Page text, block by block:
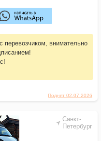
Поднят 02.07.2026
перевозчиком, внимательно
Санкт-
Петербург